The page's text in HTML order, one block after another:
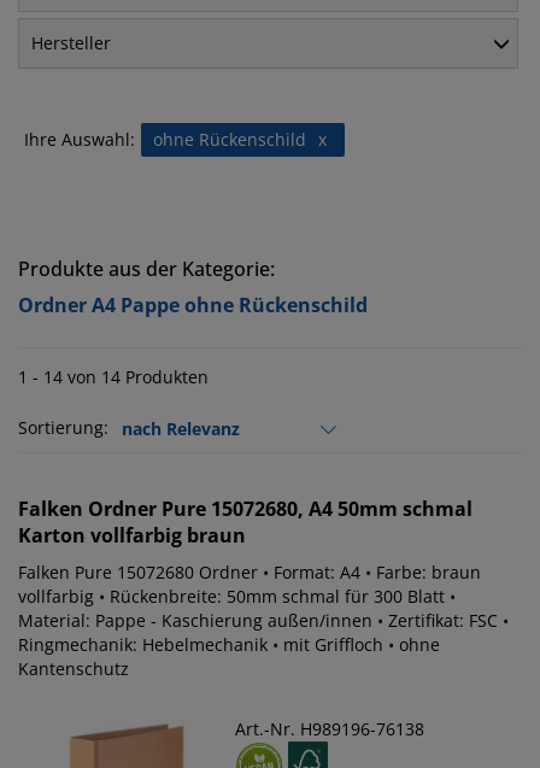
Hersteller
Ihre Auswahl: x
ohne Rückenschild
Produkte aus der Kategorie:
Ordner A4 Pappe ohne Rückenschild
1 - 14 von 14 Produkten
Sortierung:
Falken Ordner Pure 15072680, A4 50mm schmal
Karton vollfarbig braun
Falken Pure 15072680 Ordner • Format: A4 • Farbe: braun
vollfarbig • Rückenbreite: 50mm schmal für 300 Blatt •
Material: Pappe - Kaschierung außen/innen • Zertifikat: FSC •
Ringmechanik: Hebelmechanik • mit Griffloch • ohne
Kantenschutz
Art.-Nr. H989196-76138